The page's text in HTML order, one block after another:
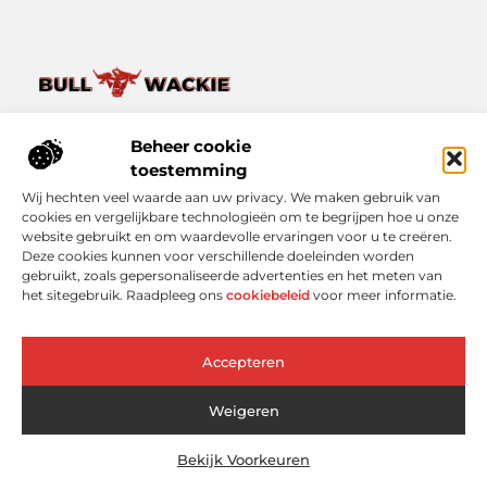
Beheer cookie
toestemming
Wij hechten veel waarde aan uw privacy. We maken gebruik van
cookies en vergelijkbare technologieën om te begrijpen hoe u onze
website gebruikt en om waardevolle ervaringen voor u te creëren.
Deze cookies kunnen voor verschillende doeleinden worden
gebruikt, zoals gepersonaliseerde advertenties en het meten van
het sitegebruik. Raadpleeg ons cookiebeleid voor meer informatie.
Accepteren
Weigeren
Bekijk Voorkeuren
het op Bullwackie.nl.
Verken een breed scala aan blogs en artikelen die je inspireren,
informeren en verrijken, van kleine momenten tot grote
inzichten.
Bericht categorie
Onze informatie
Cookiebeleid (EU)